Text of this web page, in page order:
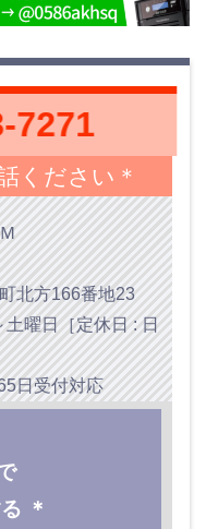
ください＊
北方166番地23
土曜日［定休日 : 日
日受付対応
＊